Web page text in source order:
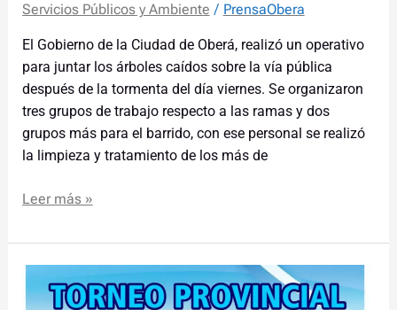
Servicios Públicos y Ambiente / PrensaObera
El Gobierno de la Ciudad de Oberá, realizó un operativo
para juntar los árboles caídos sobre la vía pública
después de la tormenta del día viernes. Se organizaron
tres grupos de trabajo respecto a las ramas y dos
grupos más para el barrido, con ese personal se realizó
la limpieza y tratamiento de los más de
Leer más »
Torneo
provincial